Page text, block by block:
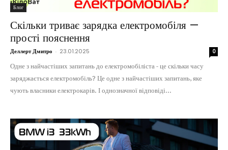
Блог
Скільки триває зарядка електромобіля —
прості пояснення
Деллерт Дмитро - 23.01.2025
0
Одне з найчастіших запитань до електромобіліста - це скільки часу
заряджається електромобіль? Це одне з найчастіших запитань, яке
чують власники електрокарів. І однозначної відповіді...